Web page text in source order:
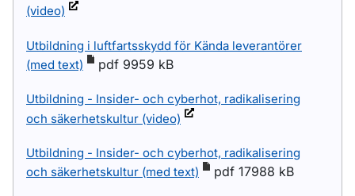
(video)
Utbildning i luftfartsskydd för Kända leverantörer
(med text)
pdf 9959 kB
Utbildning - Insider- och cyberhot, radikalisering
och säkerhetskultur (video)
Utbildning - Insider- och cyberhot, radikalisering
och säkerhetskultur (med text)
pdf 17988 kB